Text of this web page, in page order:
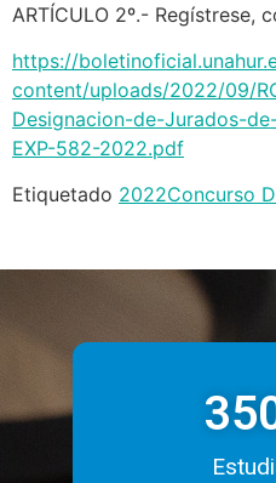
ARTÍCULO 2º.- Regístrese,
https://
content/uploads/2022/09/
Designacion-de-Jurados-
EXP-582-2022.pdf
Etiquetado 2022Concurso